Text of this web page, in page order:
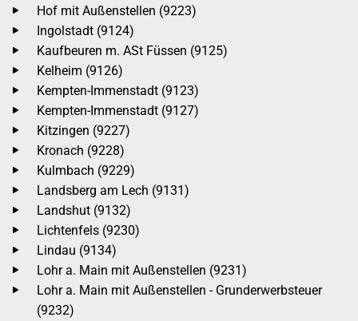
Hof mit Außenstellen (9223)
Ingolstadt (9124)
Kaufbeuren m. ASt Füssen (9125)
Kelheim (9126)
Kempten-Immenstadt (9123)
Kempten-Immenstadt (9127)
Kitzingen (9227)
Kronach (9228)
Kulmbach (9229)
Landsberg am Lech (9131)
Landshut (9132)
Lichtenfels (9230)
Lindau (9134)
Lohr a. Main mit Außenstellen (9231)
Lohr a. Main mit Außenstellen - Grunderwerbsteuer
(9232)